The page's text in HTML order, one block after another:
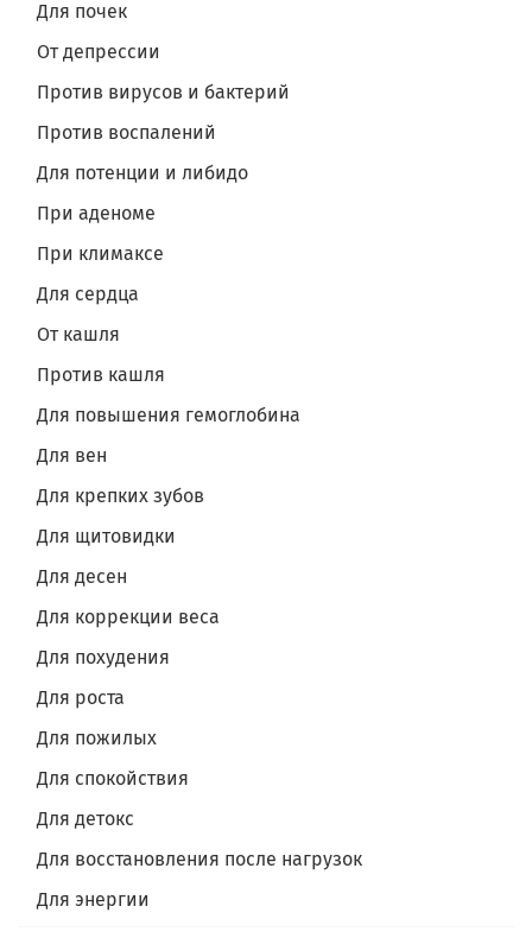
Для почек
От депрессии
Против вирусов и бактерий
Против воспалений
Для потенции и либидо
При аденоме
При климаксе
Для сердца
От кашля
Против кашля
Для повышения гемоглобина
Для вен
Для крепких зубов
Для щитовидки
Для десен
Для коррекции веса
Для похудения
Для роста
Для пожилых
Для спокойствия
Для детокс
Для восстановления после нагрузок
Для энергии